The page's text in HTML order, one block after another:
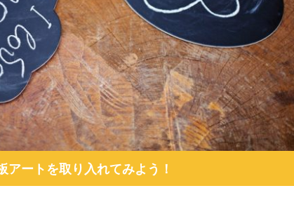
アートを取り入れてみよう！